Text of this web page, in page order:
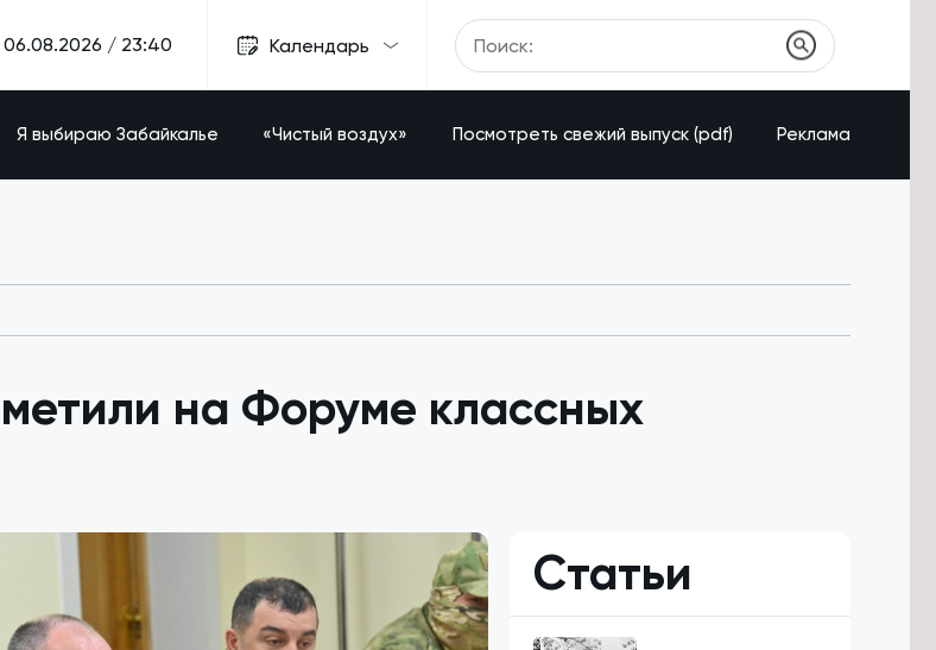
06.08.2026 / 23:40 Календарь
Я выбираю Забайкалье «Чистый воздух» Посмотреть свежий выпуск (pdf) Реклама
на Форуме классных
Статьи